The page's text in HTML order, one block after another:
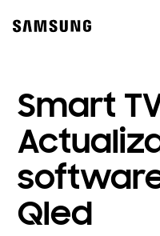
content
Smart
Qled